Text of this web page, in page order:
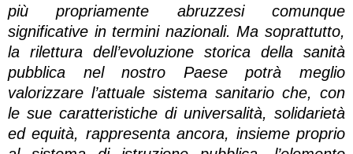
più propriamente abruzzesi comunque
significative in termini nazionali. Ma soprattutto,
la rilettura dell’evoluzione storica della sanità
pubblica nel nostro Paese potrà meglio
valorizzare l’attuale sistema sanitario che, con
le sue caratteristiche di universalità, solidarietà
ed equità, rappresenta ancora, insieme proprio